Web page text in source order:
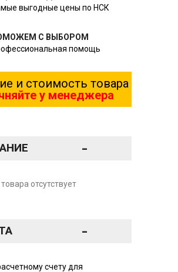
выгодные цены по НСК
С ВЫБОРОМ
помощь
и стоимость товара
у менеджера
-
отсутствует
-
счету для